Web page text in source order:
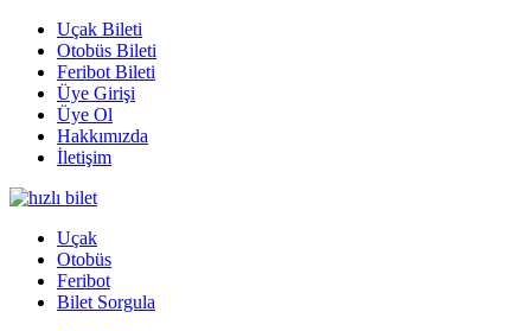
Uçak Bileti
Otobüs Bileti
Feribot Bileti
Üye Girişi
Üye Ol
Hakkımızda
İletişim
Uçak
Otobüs
Feribot
Bilet Sorgula